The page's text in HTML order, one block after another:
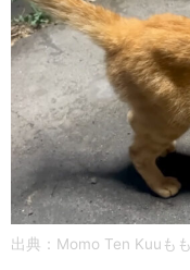
出典：Momo Ten Kuuも